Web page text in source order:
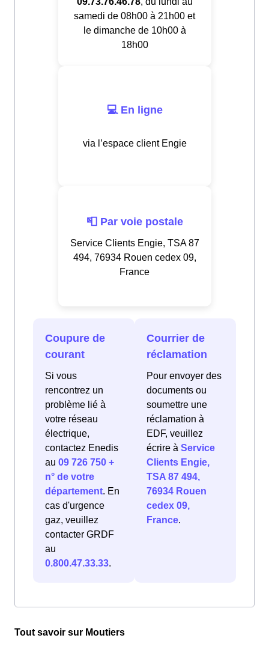
samedi de 08h00 à 21h00 et
le dimanche de 10h00 à
18h00
💻 En ligne
via l’espace client Engie
📮 Par voie postale
Service Clients Engie, TSA 87
494, 76934 Rouen cedex 09,
France
Coupure de
courant
Si vous
rencontrez un
problème lié à
votre réseau
électrique,
contactez Enedis
au 09 726 750 +
n° de votre
département. En
cas d'urgence
gaz, veuillez
contacter GRDF
au
0.800.47.33.33.
Courrier de
réclamation
Pour envoyer des
documents ou
soumettre une
réclamation à
EDF, veuillez
écrire à Service
Clients Engie,
TSA 87 494,
76934 Rouen
cedex 09,
France.
Tout savoir sur Moutiers